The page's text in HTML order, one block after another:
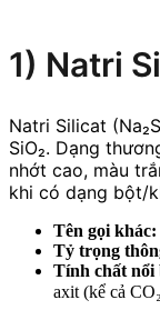
1) Natri
Natri Silicat
SiO₂. Dạng
nhớt cao, màu
khi có dạng bột/
Tên gọi khác:
Tỷ trọng
Tính chất nổi
axit (kể cả